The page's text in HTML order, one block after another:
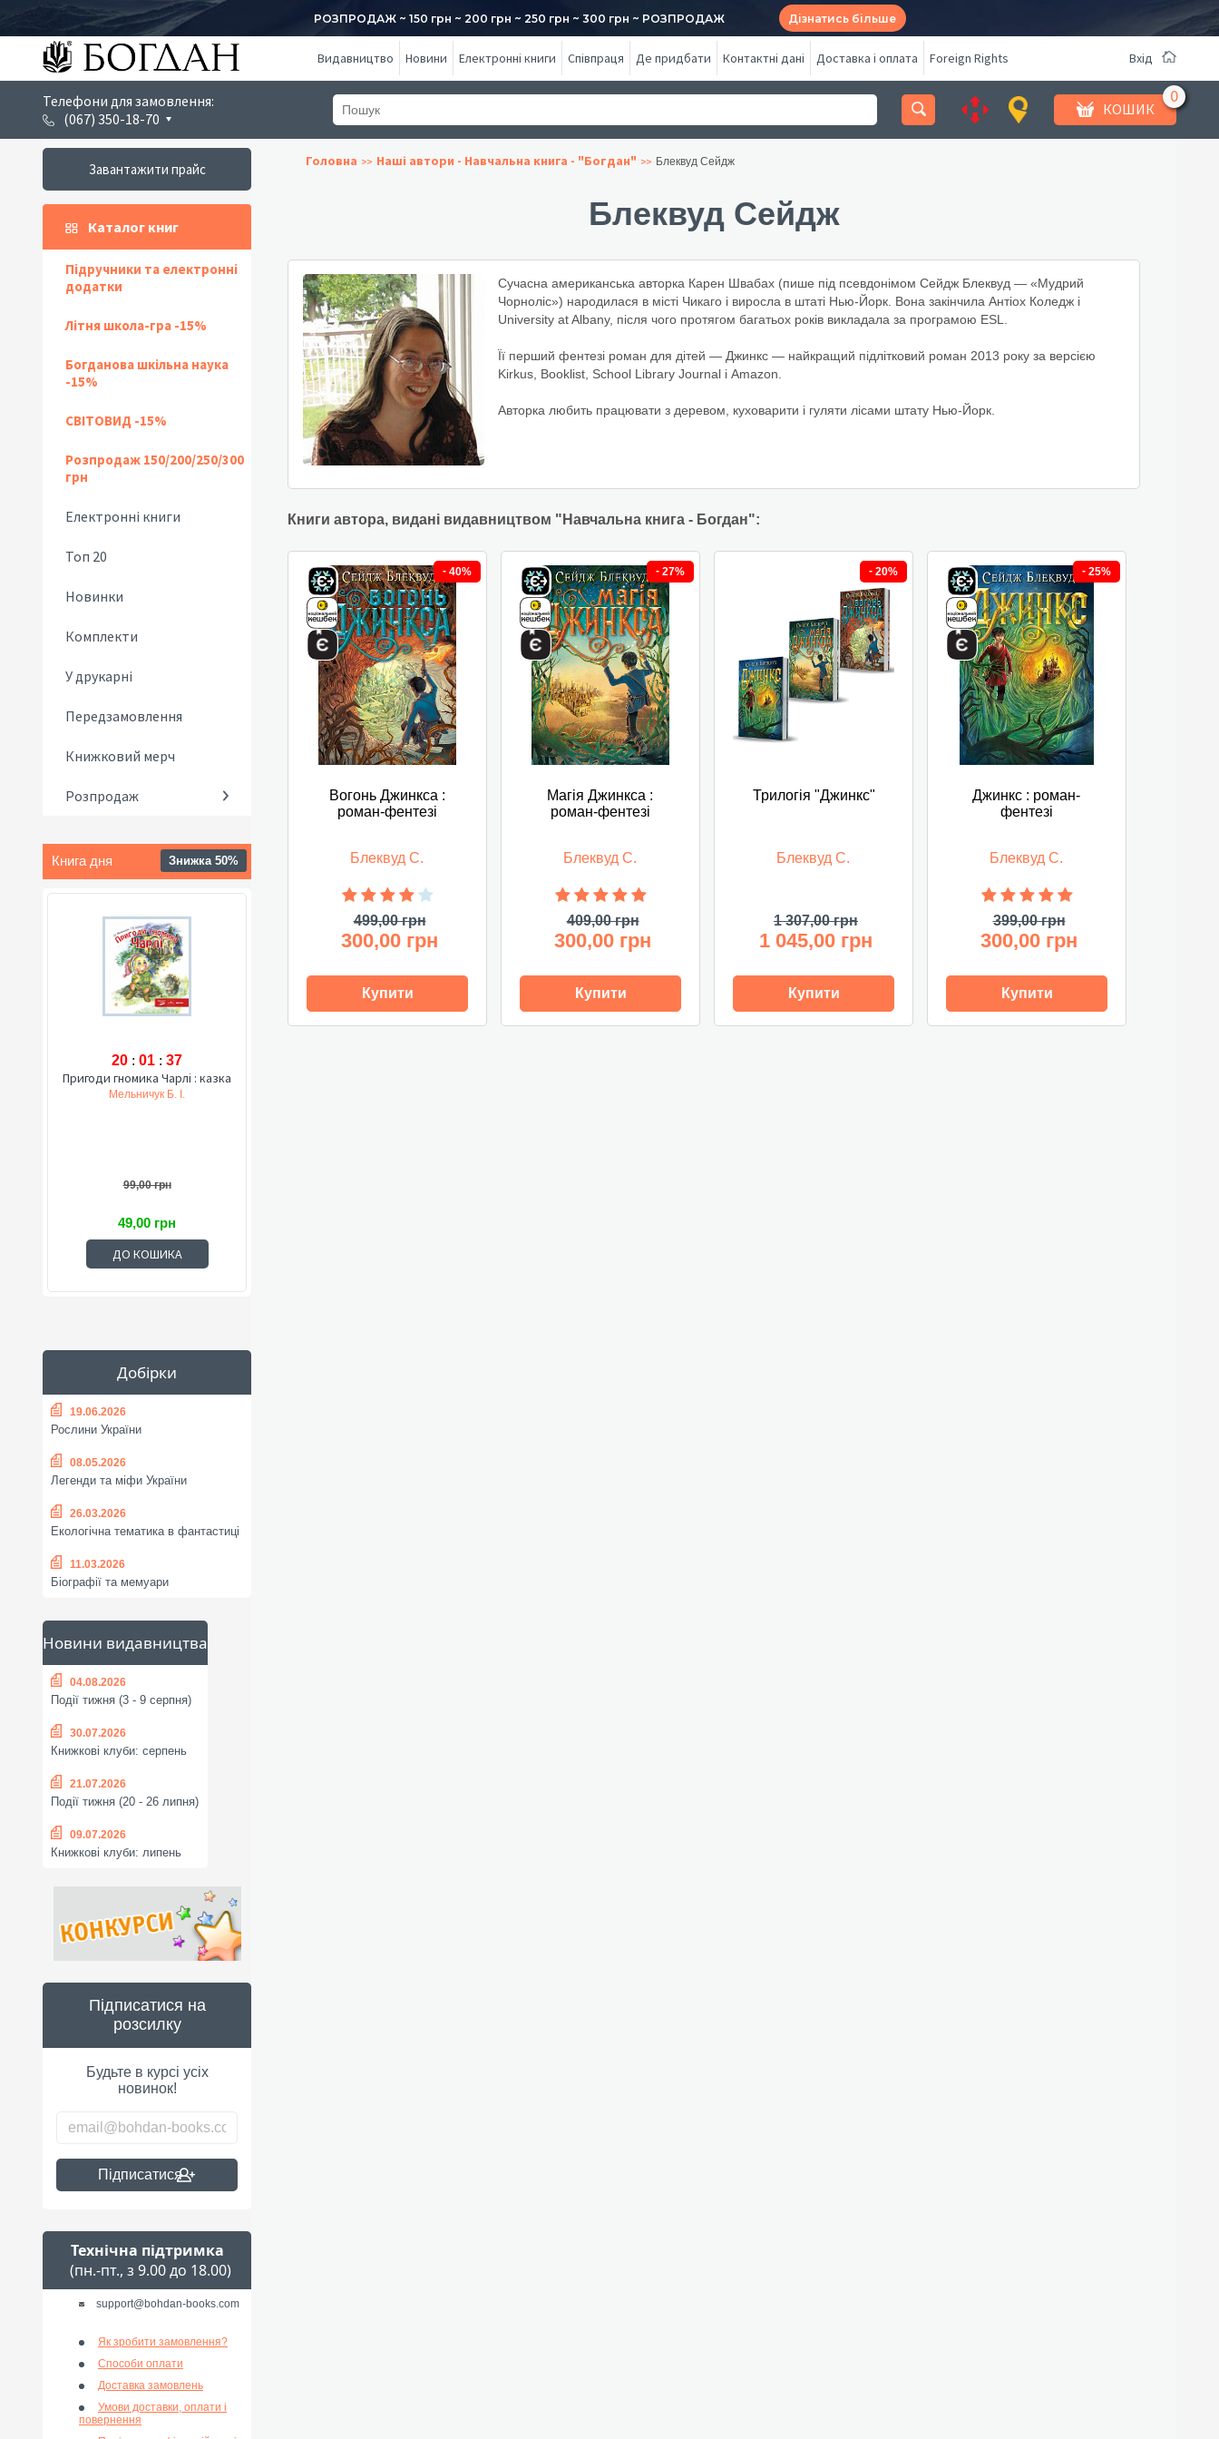
РОЗПРОДАЖ ~ 150 грн ~ 200 грн ~ 250 грн ~ 300 грн ~ РОЗПРОДАЖ Дізнатись більше
Видавництво Новини Електронні книги Співпраця Де придбати Контактні дані Доставка і оплата Foreign Rights Вхід
Телефони для замовлення:
(067) 350-18-70
КОШИК
Завантажити прайс
Каталог книг
Підручники та електронні
додатки
Літня школа-гра -15%
Богданова шкільна наука
-15%
СВІТОВИД -15%
Розпродаж 150/200/250/300
грн
Електронні книги
Топ 20
Новинки
Комплекти
У друкарні
Передзамовлення
Книжковий мерч
Розпродаж
Книга дня Знижка 50%
20 : 01 : 37
Пригоди гномика Чарлі : казка
Мельничук Б. І.
99,00 грн
49,00 грн
ДО КОШИКА
Добірки
19.06.2026
Рослини України
08.05.2026
Легенди та міфи України
26.03.2026
Екологічна тематика в фантастиці
11.03.2026
Біографії та мемуари
Новини видавництва
04.08.2026
Події тижня (3 - 9 серпня)
30.07.2026
Книжкові клуби: серпень
21.07.2026
Події тижня (20 - 26 липня)
09.07.2026
Книжкові клуби: липень
Підписатися на
розсилку
Будьте в курсі усіх
новинок!
Підписатися
Технічна підтримка
(пн.-пт., з 9.00 до 18.00)
support@bohdan-books.com
Як зробити замовлення?
Способи оплати
Доставка замовлень
Умови доставки, оплати і
повернення
Головна Наші автори - Навчальна книга - "Богдан" Блеквуд Сейдж
Блеквуд Сейдж
Сучасна американська авторка Карен Швабах (пише під псевдонімом Сейдж Блеквуд — «Мудрий
Чорноліс») народилася в місті Чикаго і виросла в штаті Нью-Йорк. Вона закінчила Антіох Коледж і
University at Albany, після чого протягом багатьох років викладала за програмою ESL.
Її перший фентезі роман для дітей — Джинкс — найкращий підлітковий роман 2013 року за версією
Kirkus, Booklist, School Library Journal і Amazon.
Авторка любить працювати з деревом, куховарити і гуляти лісами штату Нью-Йорк.
Книги автора, видані видавництвом "Навчальна книга - Богдан":
- 40%
Вогонь Джинкса :
роман-фентезі
Блеквуд С.
499,00 грн
300,00 грн
Купити
- 27%
Магія Джинкса :
роман-фентезі
Блеквуд С.
409,00 грн
300,00 грн
Купити
- 20%
Трилогія "Джинкс"
Блеквуд С.
1 307,00 грн
1 045,00 грн
Купити
- 25%
Джинкс : роман-
фентезі
Блеквуд С.
399,00 грн
300,00 грн
Купити